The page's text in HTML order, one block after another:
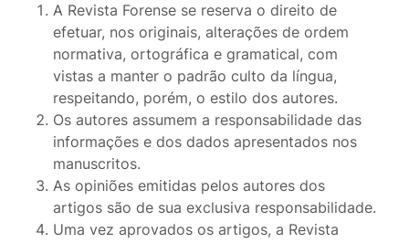
A Revista Forense se reserva o direito de
efetuar, nos originais, alterações de ordem
normativa, ortográfica e gramatical, com
vistas a manter o padrão culto da língua,
respeitando, porém, o estilo dos autores.
Os autores assumem a responsabilidade das
informações e dos dados apresentados nos
manuscritos.
As opiniões emitidas pelos autores dos
artigos são de sua exclusiva responsabilidade.
Uma vez aprovados os artigos, a Revista